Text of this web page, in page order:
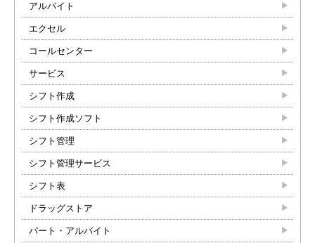
アルバイト
エクセル
コールセンター
サービス
シフト作成
シフト作成ソフト
シフト管理
シフト管理サービス
シフト表
ドラッグストア
パート・アルバイト